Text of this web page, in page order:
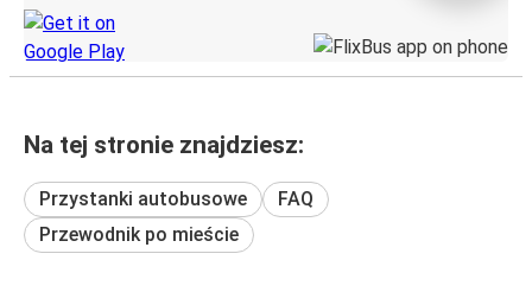
Na tej stronie znajdziesz:
Przystanki autobusowe
FAQ
Przewodnik po mieście